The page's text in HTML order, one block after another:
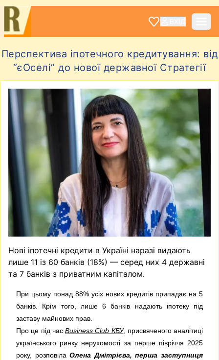
Перспектива іпотечного кредитування: від
“єОселі” до нової державної Стратегії
Нові іпотечні кредити в Україні наразі видають
лише 11 із 60 банків (18%) — серед них 4 державні
та 7 банків з приватним капіталом.
При цьому понад 88% усіх нових кредитів припадає на 5
банків. Крім того, лише 6 банків надають іпотеку під
заставу майнових прав.
Про це під час Business Club КБУ, присвяченого аналітиці
українського ринку нерухомості за перше півріччя 2025
року, розповілаОлена Дмітрієва, перша заступниця